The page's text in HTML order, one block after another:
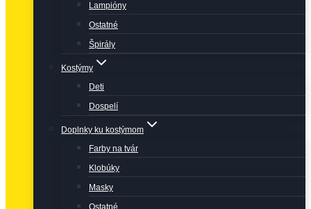
Lampióny
Ostatné
Špirály
Kostýmy
Deti
Dospelí
Doplnky ku kostýmom
Farby na tvár
Klobúky
Masky
Ostatné